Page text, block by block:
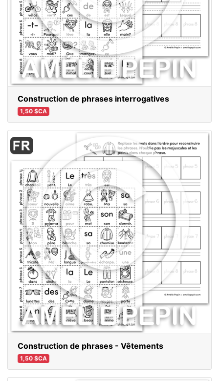
Construction de phrases interrogatives
1,50 $CA
Construction de phrases - Vêtements
1,50 $CA